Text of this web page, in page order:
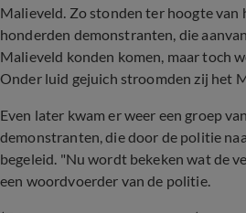
Malieveld. Zo stonden ter hoogte van
honderden demonstranten, die
Malieveld konden komen, maar toch
Onder luid gejuich stroomden zij het
Even later kwam er weer een groep
demonstranten, die door de politie
begeleid. "Nu wordt bekeken wat de
een woordvoerder van de politie.